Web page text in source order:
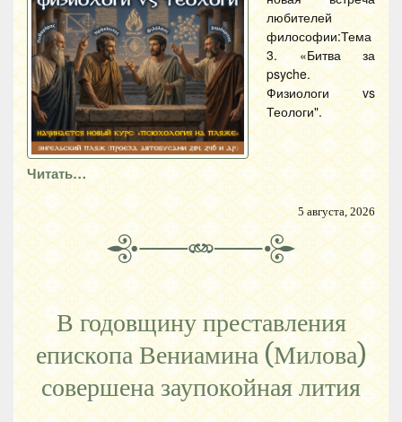
любителей
философии:Тема
3. «Битва за
psyche.
Физиологи vs
Теологи".
Читать…
5 августа, 2026
В годовщину преставления
епископа Вениамина (Милова)
совершена заупокойная лития